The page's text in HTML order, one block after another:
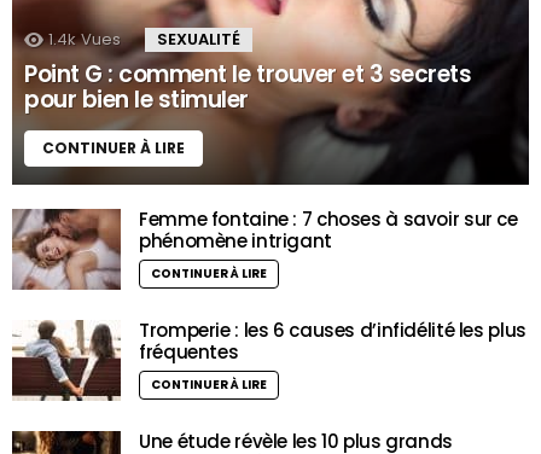
1.4k Vues SEXUALITÉ
Point G : comment le trouver et 3 secrets
pour bien le stimuler
CONTINUER À LIRE
Femme fontaine : 7 choses à savoir sur ce
phénomène intrigant
CONTINUER À LIRE
Tromperie : les 6 causes d’infidélité les plus
fréquentes
CONTINUER À LIRE
Une étude révèle les 10 plus grands